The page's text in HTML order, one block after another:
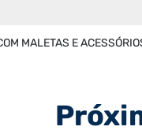
MALETAS E